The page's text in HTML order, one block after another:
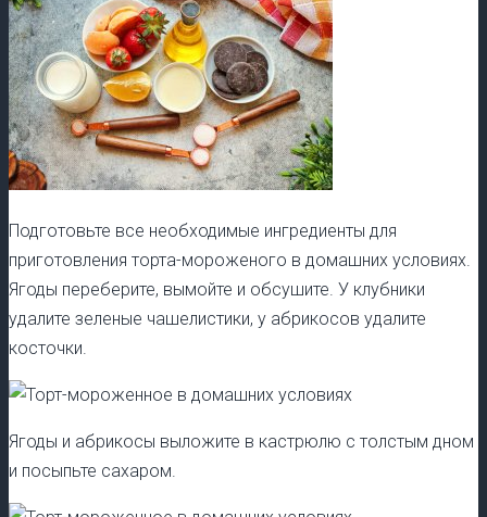
Подготовьте все необходимые ингредиенты для
приготовления торта-мороженого в домашних условиях.
Ягоды переберите, вымойте и обсушите. У клубники
удалите зеленые чашелистики, у абрикосов удалите
косточки.
Ягоды и абрикосы выложите в кастрюлю с толстым дном
и посыпьте сахаром.